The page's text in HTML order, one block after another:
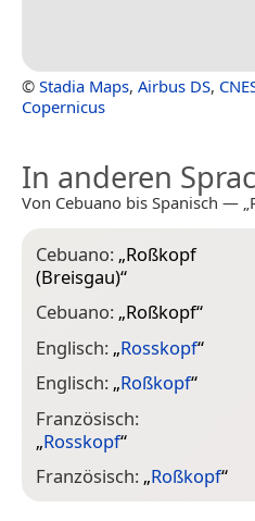
© Stadia Maps, Airbus DS,
Copernicus
In anderen
Von Cebuano bis Spanisch —
Cebuano: „Roßkopf
(Breisgau)“
Cebuano: „Roßkopf“
Englisch: „Rosskopf“
Englisch: „Roßkopf“
Französisch:
„Rosskopf“
Französisch: „Roßkopf“